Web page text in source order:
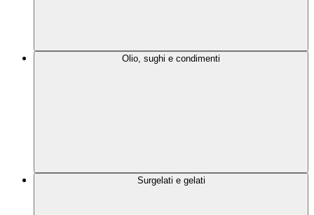
Olio, sughi e condimenti
Surgelati e gelati